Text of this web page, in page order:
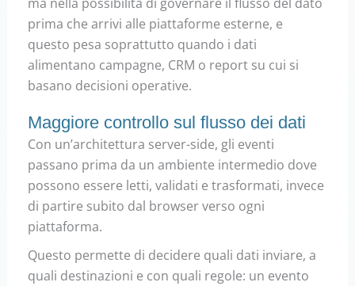
prima che arrivi alle piattaforme esterne, e
questo pesa soprattutto quando i dati
alimentano campagne, CRM o report su cui si
basano decisioni operative.
Maggiore controllo sul flusso dei dati
Con un’architettura server-side, gli eventi
passano prima da un ambiente intermedio dove
possono essere letti, validati e trasformati, invece
di partire subito dal browser verso ogni
piattaforma.
Questo permette di decidere quali dati inviare, a
quali destinazioni e con quali regole: un evento